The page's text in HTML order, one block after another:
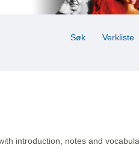
Søk Verkliste
introduction, notes and